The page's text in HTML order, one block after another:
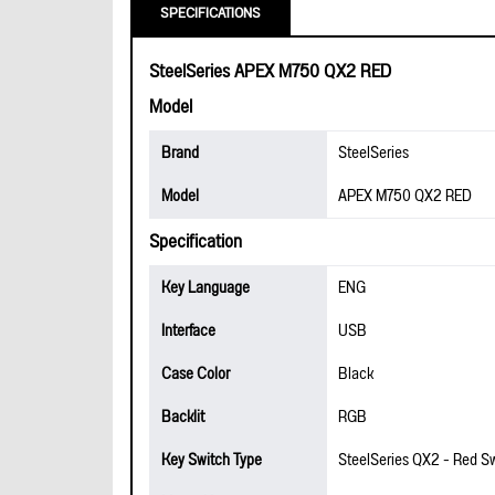
SPECIFICATIONS
SteelSeries APEX M750 QX2 RED
Model
Brand
SteelSeries
Model
APEX M750 QX2 RED
Specification
Key Language
ENG
Interface
USB
Case Color
Black
Backlit
RGB
Key Switch Type
SteelSeries QX2 - Red